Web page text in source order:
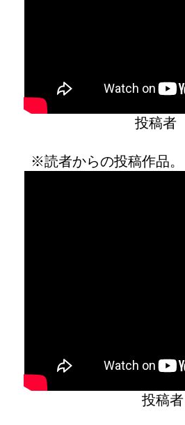
投稿
※読者からの投稿作品
投稿